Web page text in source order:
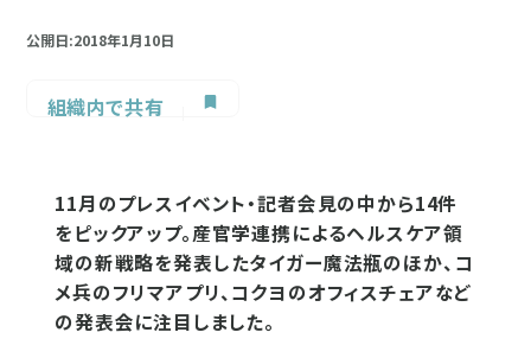
公開日:2018年1月10日
組織内で共有
11月のプレスイベント・記者会見の中から14件
をピックアップ。産官学連携によるヘルスケア領
域の新戦略を発表したタイガー魔法瓶のほか、コ
メ兵のフリマアプリ、コクヨのオフィスチェアなど
の発表会に注目しました。